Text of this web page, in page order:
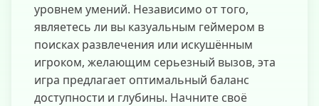
уровнем умений. Независимо от того,
являетесь ли вы казуальным геймером в
поисках развлечения или искушённым
игроком, желающим серьезный вызов, эта
игра предлагает оптимальный баланс
доступности и глубины. Начните своё